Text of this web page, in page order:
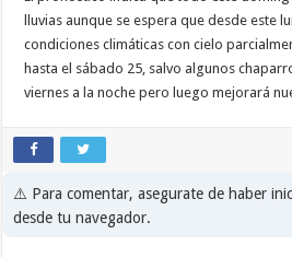
lluvias aunque se espera que desde este
condiciones climáticas con cielo
hasta el sábado 25, salvo algunos
viernes a la noche pero luego mejorará
⚠️ Para comentar, asegurate de haber
desde tu navegador.